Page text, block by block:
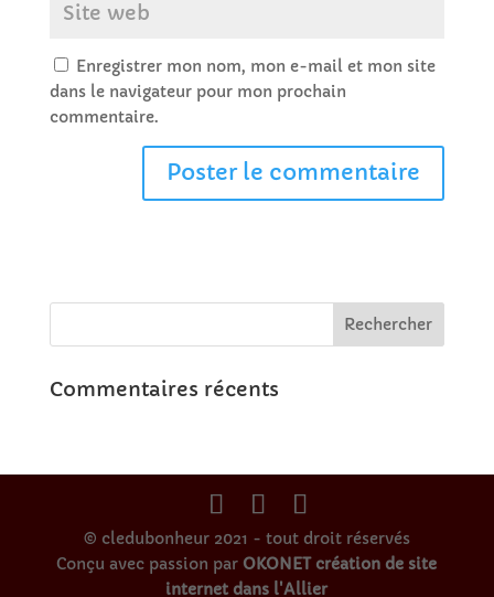
Enregistrer mon nom, mon e-mail et mon site
dans le navigateur pour mon prochain
commentaire.
Commentaires récents
© cledubonheur 2021 - tout droit réservés
Conçu avec passion par OKONET création de site
internet dans l'Allier